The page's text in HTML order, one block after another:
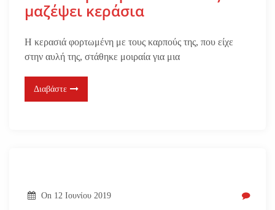
μαζέψει κεράσια
Η κερασιά φορτωμένη με τους καρπούς της, που είχε
στην αυλή της, στάθηκε μοιραία για μια
Διαβάστε
On 12 Ιουνίου 2019